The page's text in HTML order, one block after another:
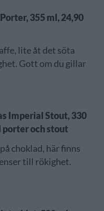
355 ml, 24,90
lite åt det söta
Gott om du gillar
Imperial Stout, 330
porter och stout
choklad, här finns
till rökighet.